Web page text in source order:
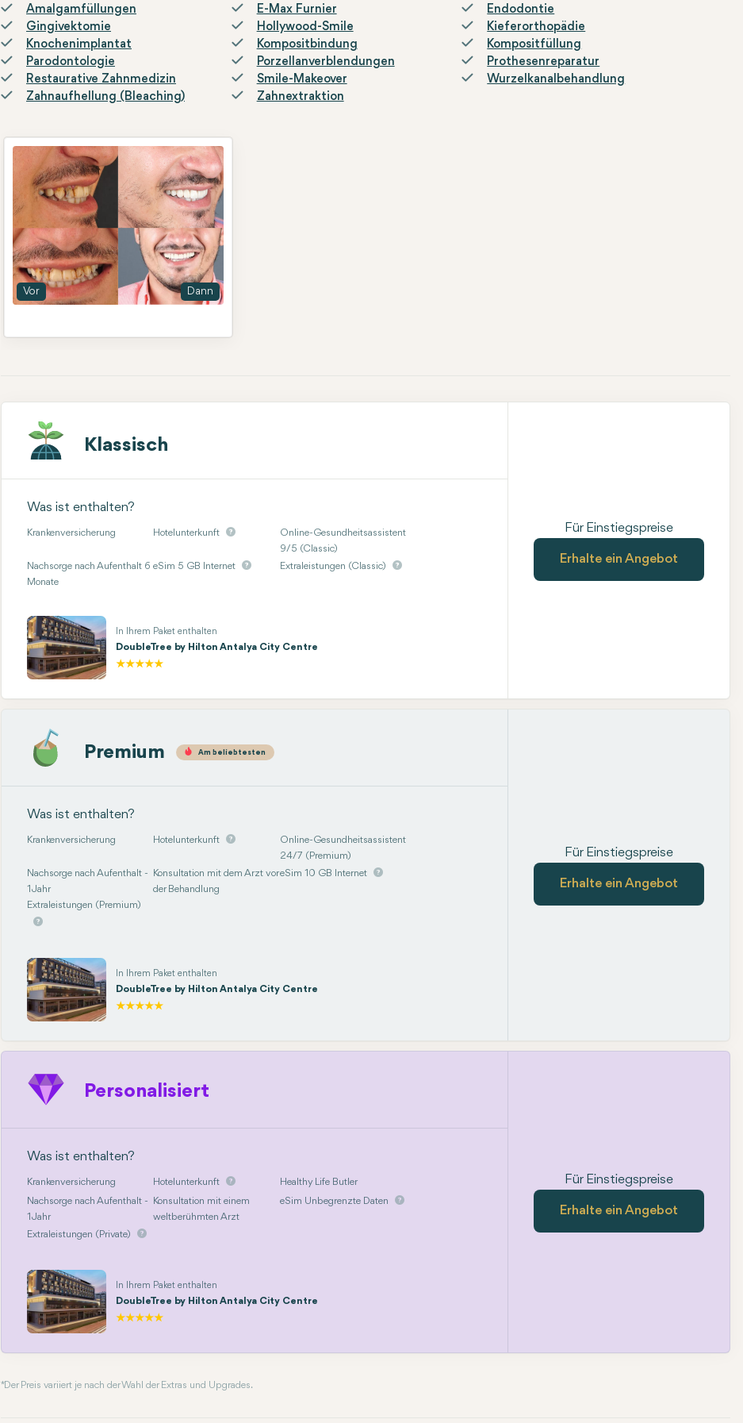
Amalgamfüllungen
E-Max Furnier
Endodontie
Gingivektomie
Hollywood-Smile
Kieferorthopädie
Knochenimplantat
Kompositbindung
Kompositfüllung
Parodontologie
Porzellanverblendungen
Prothesenreparatur
Restaurative Zahnmedizin
Smile-Makeover
Wurzelkanalbehandlung
Zahnaufhellung (Bleaching)
Zahnextraktion
Vor Dann
Klassisch
Was ist enthalten?
Krankenversicherung Hotelunterkunft
Online-Gesundheitsassistent
9/5 (Classic)
Nachsorge nach Aufenthalt 6
Monate
eSim 5 GB Internet Extraleistungen (Classic)
In Ihrem Paket enthalten
DoubleTree by Hilton Antalya City Centre
Für Einstiegspreise
Erhalte ein Angebot
Premium Am beliebtesten
Was ist enthalten?
Krankenversicherung Hotelunterkunft
Online-Gesundheitsassistent
24/7 (Premium)
Nachsorge nach Aufenthalt -
1 Jahr
Konsultation mit dem Arzt vor
der Behandlung
eSim 10 GB Internet
Extraleistungen (Premium)
In Ihrem Paket enthalten
DoubleTree by Hilton Antalya City Centre
Für Einstiegspreise
Erhalte ein Angebot
Personalisiert
Was ist enthalten?
Krankenversicherung Hotelunterkunft
Healthy Life Butler
Nachsorge nach Aufenthalt -
1 Jahr
Konsultation mit einem
weltberühmten Arzt
eSim Unbegrenzte Daten
Extraleistungen (Private)
In Ihrem Paket enthalten
DoubleTree by Hilton Antalya City Centre
Für Einstiegspreise
Erhalte ein Angebot
* Der Preis variiert je nach der Wahl der Extras und Upgrades.